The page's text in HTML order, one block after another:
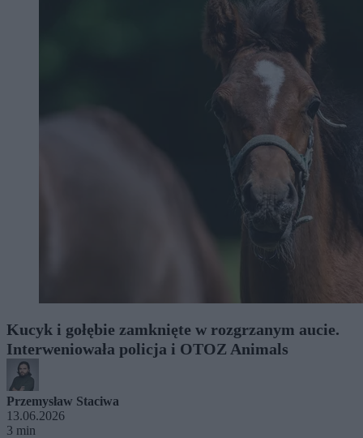
Kucyk i gołębie zamknięte w rozgrzanym aucie.
Interweniowała policja i OTOZ Animals
Przemysław Staciwa
13.06.2026
3 min